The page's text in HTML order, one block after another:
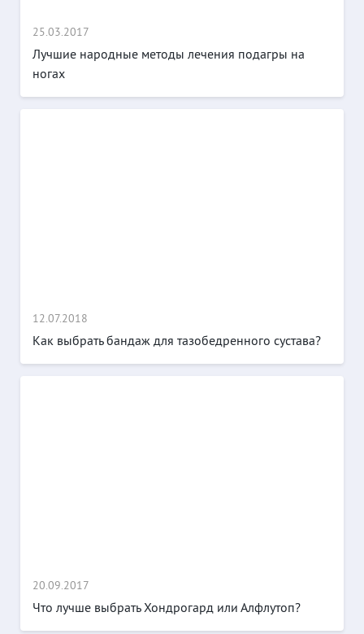
25.03.2017
Лучшие народные методы лечения подагры на
ногах
12.07.2018
Как выбрать бандаж для тазобедренного сустава?
20.09.2017
Что лучше выбрать Хондрогард или Алфлутоп?